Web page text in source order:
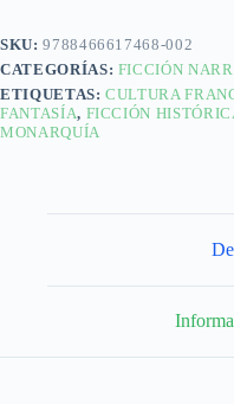
SKU:9788466617468-002
CATEGORÍAS: FICCIÓN
ETIQUETAS:CULTURA
FANTASÍA, FICCIÓN
MONARQUÍA